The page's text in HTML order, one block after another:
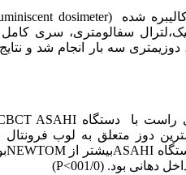
شدهdosimeter)
سفالومتری، سری
سه بار انجام شد و
راست با دستگاه ASAHI
دوز متعلق به لوب فرونتال
ASAHIبیشتر ازNEWTOM
بود. (001/0>
P
)